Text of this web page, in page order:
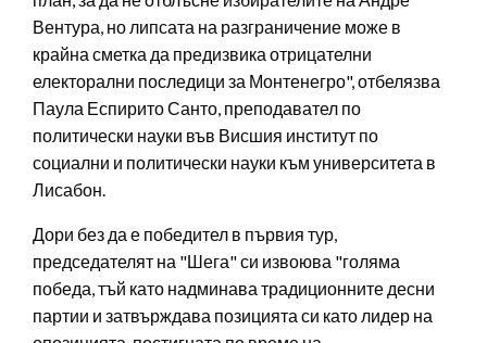
Вентура, но липсата на разграничение може в
крайна сметка да предизвика отрицателни
електорални последици за Монтенегро", отбелязва
Паула Еспирито Санто, преподавател по
политически науки във Висшия институт по
социални и политически науки към университета в
Лисабон.
Дори без да е победител в първия тур,
председателят на "Шега" си извоюва "голяма
победа, тъй като надминава традиционните десни
партии и затвърждава позицията си като лидер на